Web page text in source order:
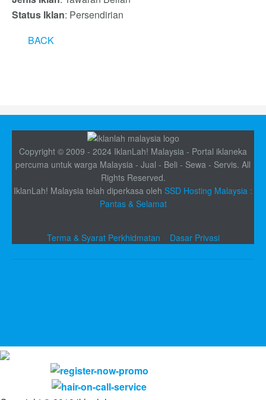
Status Iklan: Persendirian
BACK
Copyright © 2009 - 2024 IklanLah! Malaysia - Portal iklaneka
percuma untuk warga Malaysia - Jual - Beli - Sewa - Servis. All
Rights Reserved.
IklanLah! Malaysia telah diperkasa oleh SSD Hosting Malaysia :
Pantas & Selamat
Terma & Syarat Perkhidmatan Dasar Privasi